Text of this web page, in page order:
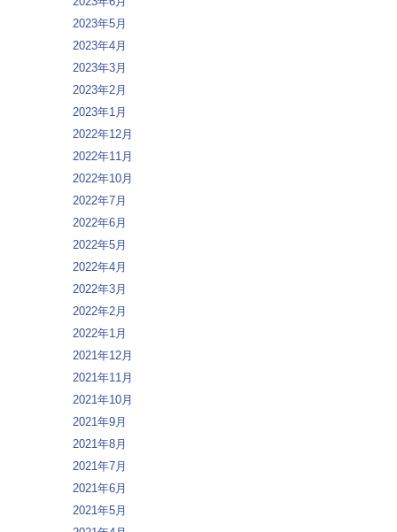
2023年5月
2023年4月
2023年3月
2023年2月
2023年1月
2022年12月
2022年11月
2022年10月
2022年7月
2022年6月
2022年5月
2022年4月
2022年3月
2022年2月
2022年1月
2021年12月
2021年11月
2021年10月
2021年9月
2021年8月
2021年7月
2021年6月
2021年5月